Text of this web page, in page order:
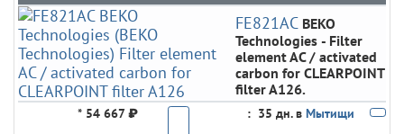
FE821AC BEKO
Technologies- Filter
element AC / activated
carbon for CLEARPOINT
filter A126.
* 54 667 ₽ : 35 дн. в Мытищи